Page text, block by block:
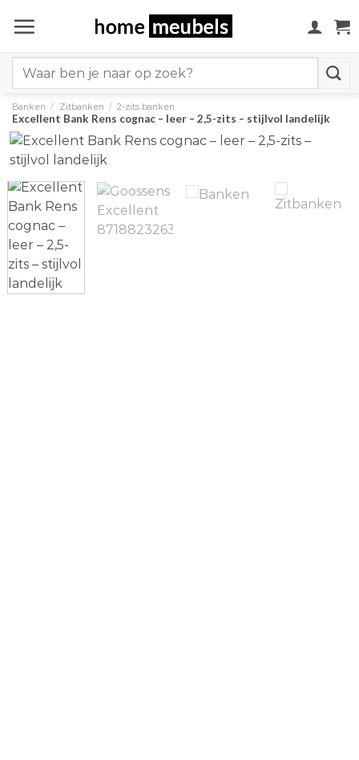
naar
for:
Banken / Zitbanken / 2-zits banken
Excellent Bank Rens cognac – leer – 2,5-zits – stijlvol landelijk